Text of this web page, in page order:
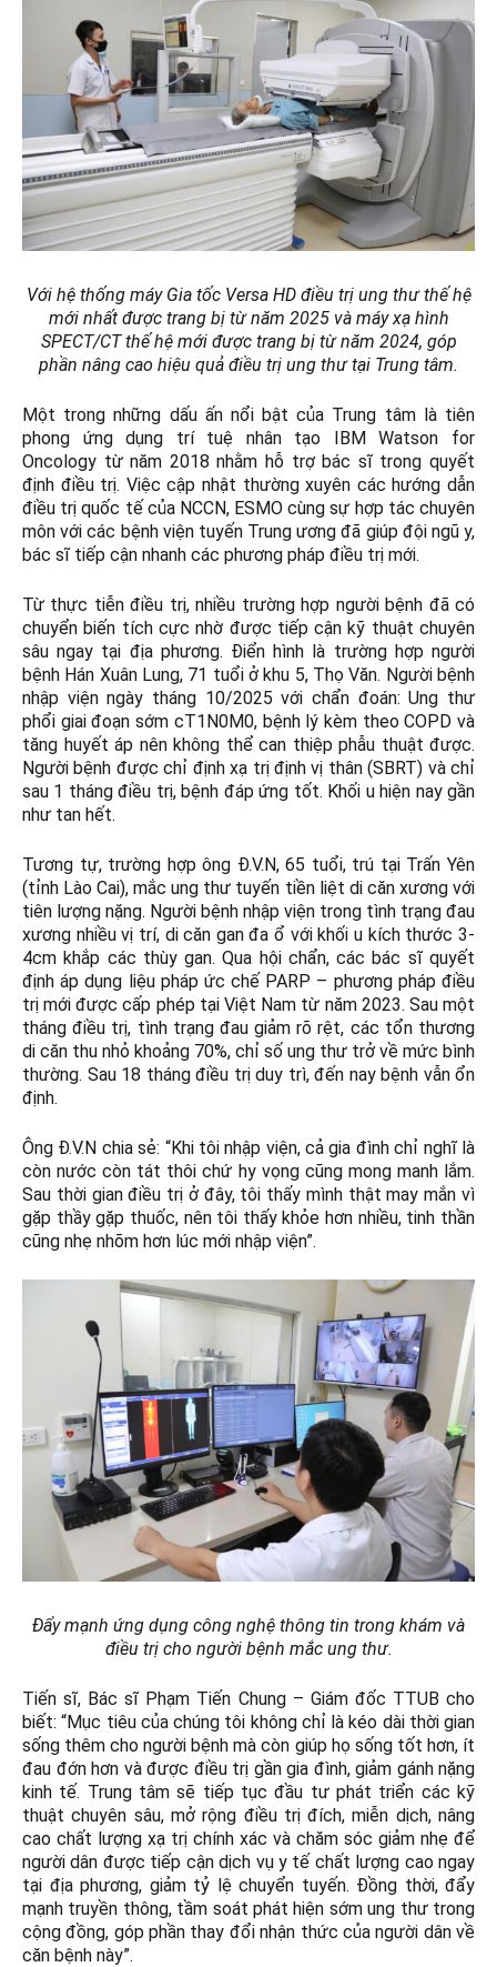
Với hệ thống máy Gia tốc Versa HD điều trị ung thư thế hệ
mới nhất được trang bị từ năm 2025 và máy xạ hình
SPECT/CT thế hệ mới được trang bị từ năm 2024, góp
phần nâng cao hiệu quả điều trị ung thư tại Trung tâm.
Một trong những dấu ấn nổi bật của Trung tâm là tiên
phong ứng dụng trí tuệ nhân tạo IBM Watson for
Oncology từ năm 2018 nhằm hỗ trợ bác sĩ trong quyết
định điều trị. Việc cập nhật thường xuyên các hướng dẫn
điều trị quốc tế của NCCN, ESMO cùng sự hợp tác chuyên
môn với các bệnh viện tuyến Trung ương đã giúp đội ngũ y,
bác sĩ tiếp cận nhanh các phương pháp điều trị mới.
Từ thực tiễn điều trị, nhiều trường hợp người bệnh đã có
chuyển biến tích cực nhờ được tiếp cận kỹ thuật chuyên
sâu ngay tại địa phương. Điển hình là trường hợp người
bệnh Hán Xuân Lung, 71 tuổi ở khu 5, Thọ Văn. Người bệnh
nhập viện ngày tháng 10/2025 với chẩn đoán: Ung thư
phổi giai đoạn sớm cT1N0M0, bệnh lý kèm theo COPD và
tăng huyết áp nên không thể can thiệp phẫu thuật được.
Người bệnh được chỉ định xạ trị định vị thân (SBRT) và chỉ
sau 1 tháng điều trị, bệnh đáp ứng tốt. Khối u hiện nay gần
như tan hết.
Tương tự, trường hợp ông Đ.V.N, 65 tuổi, trú tại Trấn Yên
(tỉnh Lào Cai), mắc ung thư tuyến tiền liệt di căn xương với
tiên lượng nặng. Người bệnh nhập viện trong tình trạng đau
xương nhiều vị trí, di căn gan đa ổ với khối u kích thước 3-
4cm khắp các thùy gan. Qua hội chẩn, các bác sĩ quyết
định áp dụng liệu pháp ức chế PARP – phương pháp điều
trị mới được cấp phép tại Việt Nam từ năm 2023. Sau một
tháng điều trị, tình trạng đau giảm rõ rệt, các tổn thương
di căn thu nhỏ khoảng 70%, chỉ số ung thư trở về mức bình
thường. Sau 18 tháng điều trị duy trì, đến nay bệnh vẫn ổn
định.
Ông Đ.V.N chia sẻ: “Khi tôi nhập viện, cả gia đình chỉ nghĩ là
còn nước còn tát thôi chứ hy vọng cũng mong manh lắm.
Sau thời gian điều trị ở đây, tôi thấy mình thật may mắn vì
gặp thầy gặp thuốc, nên tôi thấy khỏe hơn nhiều, tinh thần
cũng nhẹ nhõm hơn lúc mới nhập viện”.
Đẩy mạnh ứng dụng công nghệ thông tin trong khám và
điều trị cho người bệnh mắc ung thư.
Tiến sĩ, Bác sĩ Phạm Tiến Chung – Giám đốc TTUB cho
biết: “Mục tiêu của chúng tôi không chỉ là kéo dài thời gian
sống thêm cho người bệnh mà còn giúp họ sống tốt hơn, ít
đau đớn hơn và được điều trị gần gia đình, giảm gánh nặng
kinh tế. Trung tâm sẽ tiếp tục đầu tư phát triển các kỹ
thuật chuyên sâu, mở rộng điều trị đích, miễn dịch, nâng
cao chất lượng xạ trị chính xác và chăm sóc giảm nhẹ để
người dân được tiếp cận dịch vụ y tế chất lượng cao ngay
tại địa phương, giảm tỷ lệ chuyển tuyến. Đồng thời, đẩy
mạnh truyền thông, tầm soát phát hiện sớm ung thư trong
cộng đồng, góp phần thay đổi nhận thức của người dân về
căn bệnh này”.